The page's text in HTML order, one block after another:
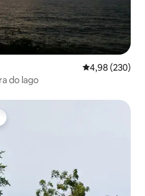
4,98 de uma
4,98 (230)
do lago
dos hóspedes